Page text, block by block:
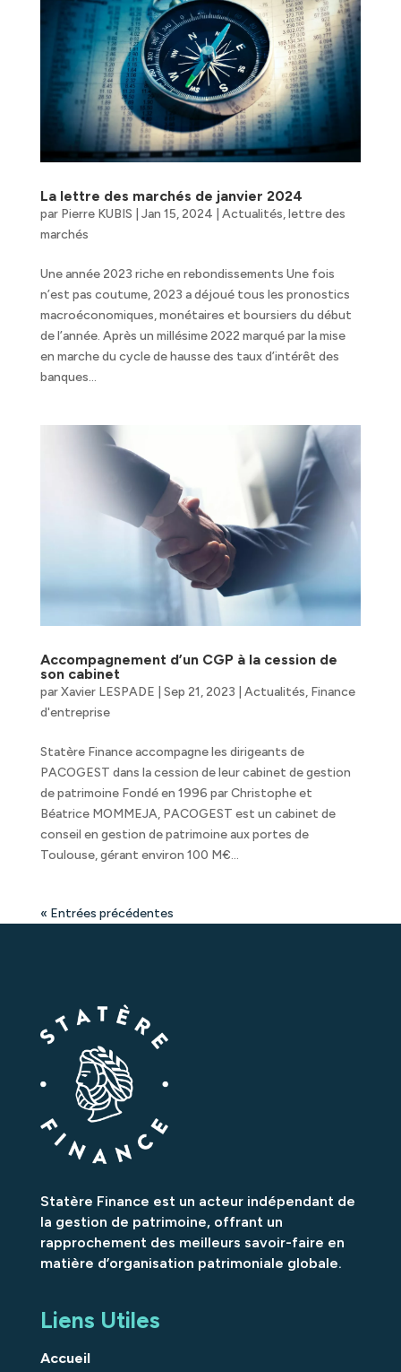
La lettre des marchés de janvier 2024
par Pierre KUBIS Jan 15, 2024 Actualités,lettre des
marchés
Une année 2023 riche en rebondissements Une fois
n’est pas coutume, 2023 a déjoué tous les pronostics
macroéconomiques, monétaires et boursiers du début
de l’année. Après un millésime 2022 marqué par la mise
en marche du cycle de hausse des taux d’intérêt des
banques...
Accompagnement d’un CGP à la cession de
son cabinet
parXavier LESPADE Sep 21, 2023 Actualités, Finance
d'entreprise
Statère Finance accompagne les dirigeants de
PACOGEST dans la cession de leur cabinet de gestion
de patrimoine Fondé en 1996 par Christophe et
Béatrice MOMMEJA, PACOGEST est un cabinet de
conseil en gestion de patrimoine aux portes de
Toulouse, gérant environ 100 M€...
« Entrées précédentes
Statère Finance est un acteur indépendant de
la gestion de patrimoine, offrant un
rapprochement des meilleurs savoir-faire en
matière d’organisation patrimoniale globale.
Liens Utiles
Accueil